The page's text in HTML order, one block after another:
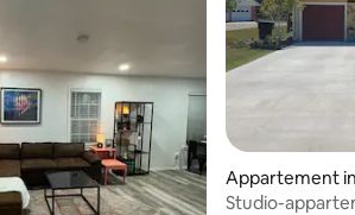
Appartement
Studio-